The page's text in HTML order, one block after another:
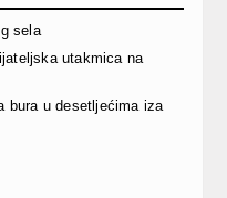
sela
utakmica na
bura u desetljećima iza